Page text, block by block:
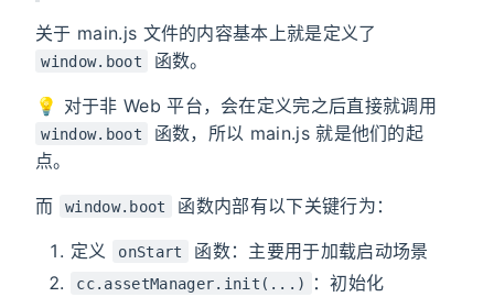
关于 main.js 文件的内容基本上就是定义了
window.boot 函数。
💡 对于非 Web 平台，会在定义完之后直接就调用
window.boot
函数，所以 main.js 就是他们的起
点。
而 window.boot 函数内部有以下关键行为：
定义 onStart 函数：主要用于加载启动场景
cc.assetManager.init(...)
：初始化